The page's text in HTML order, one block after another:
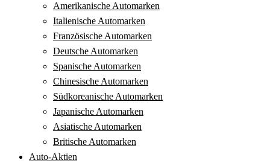
Amerikanische Automarken
Italienische Automarken
Französische Automarken
Deutsche Automarken
Spanische Automarken
Chinesische Automarken
Südkoreanische Automarken
Japanische Automarken
Asiatische Automarken
Britische Automarken
Auto-Aktien